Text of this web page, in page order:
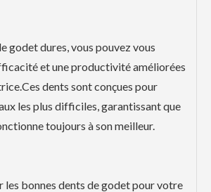
godet dures, vous pouvez vous
et une productivité améliorées
dents sont conçues pour
les plus difficiles, garantissant que
toujours à son meilleur.
les bonnes dents de godet pour votre